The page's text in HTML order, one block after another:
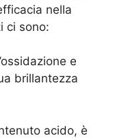
nella
ci sono:
e
brillantezza
acido, è